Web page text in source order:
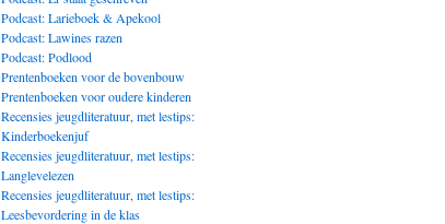
Podcast: Larieboek & Apekool
Podcast: Lawines razen
Podcast: Podlood
Prentenboeken voor de bovenbouw
Prentenboeken voor oudere kinderen
Recensies jeugdliteratuur, met lestips:
Kinderboekenjuf
Recensies jeugdliteratuur, met lestips:
Langlevelezen
Recensies jeugdliteratuur, met lestips:
Leesbevordering in de klas